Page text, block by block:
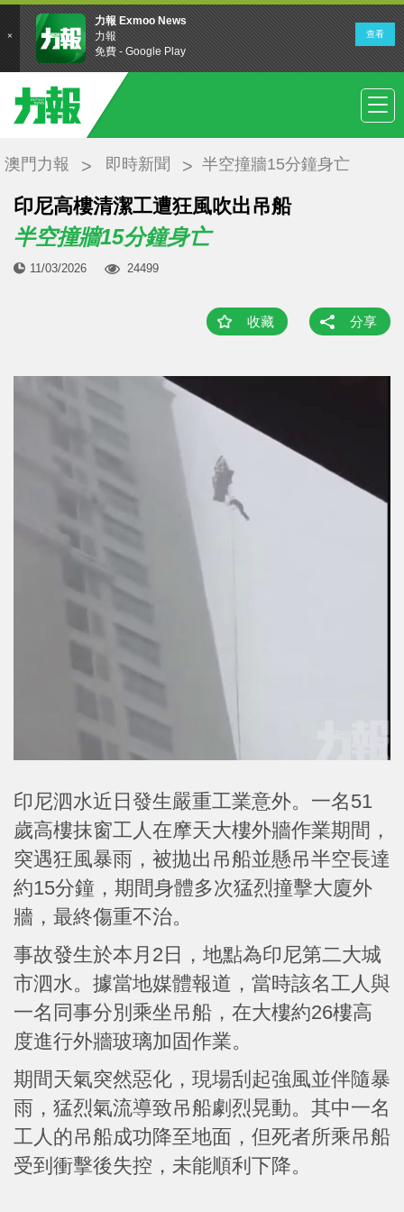
澳門力報 即時新聞 半空撞牆15分鐘身亡
印尼高樓清潔工遭狂風吹出吊船
半空撞牆15分鐘身亡
11/03/2026 24499
收藏 分享
印尼泗水近日發生嚴重工業意外。一名51
歲高樓抹窗工人在摩天大樓外牆作業期間，
突遇狂風暴雨，被拋出吊船並懸吊半空長達
約15分鐘，期間身體多次猛烈撞擊大廈外
牆，最終傷重不治。
事故發生於本月2日，地點為印尼第二大城
市泗水。據當地媒體報道，當時該名工人與
一名同事分別乘坐吊船，在大樓約26樓高
度進行外牆玻璃加固作業。
期間天氣突然惡化，現場刮起強風並伴隨暴
雨，猛烈氣流導致吊船劇烈晃動。其中一名
工人的吊船成功降至地面，但死者所乘吊船
受到衝擊後失控，未能順利下降。